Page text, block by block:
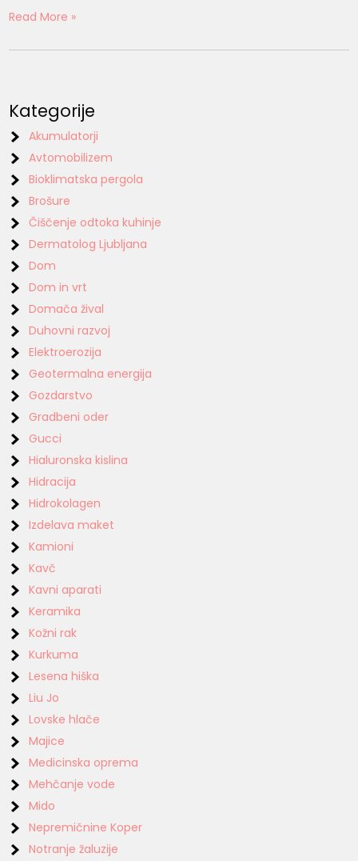
Read More »
Kategorije
Akumulatorji
Avtomobilizem
Bioklimatska pergola
Brošure
Čiščenje odtoka kuhinje
Dermatolog Ljubljana
Dom
Dom in vrt
Domača žival
Duhovni razvoj
Elektroerozija
Geotermalna energija
Gozdarstvo
Gradbeni oder
Gucci
Hialuronska kislina
Hidracija
Hidrokolagen
Izdelava maket
Kamioni
Kavč
Kavni aparati
Keramika
Kožni rak
Kurkuma
Lesena hiška
Liu Jo
Lovske hlače
Majice
Medicinska oprema
Mehčanje vode
Mido
Nepremičnine Koper
Notranje žaluzije